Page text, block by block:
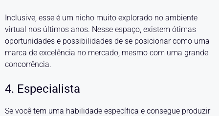
Inclusive, esse é um nicho muito explorado no ambiente
virtual nos últimos anos. Nesse espaço, existem ótimas
oportunidades e possibilidades de se posicionar como uma
marca de excelência no mercado, mesmo com uma grande
concorrência.
4. Especialista
Se você tem uma habilidade específica e consegue produzir